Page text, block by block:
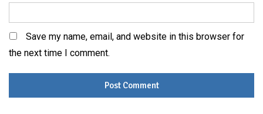
Save my name, email, and website in this browser for
the next time I comment.